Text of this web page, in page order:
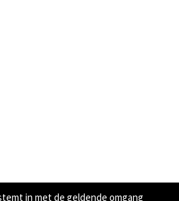
in met de geldende omgang